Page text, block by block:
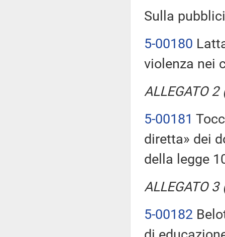
Sulla
5-00180
violenza nei
ALLEGATO
5-00181
diretta» dei
della legge
ALLEGATO
5-00182